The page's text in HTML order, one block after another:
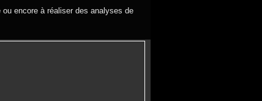
encore à réaliser des analyses de